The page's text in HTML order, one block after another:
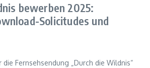
bewerben 2025:
Solicitudes und
Fernsehsendung „Durch die Wildnis“